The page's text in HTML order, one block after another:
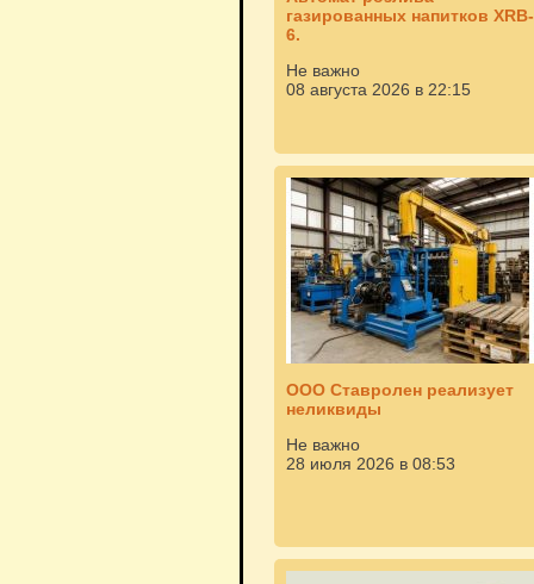
газированных напитков XRB-
6.
Не важно
08 августа 2026 в 22:15
ООО Ставролен реализует
неликвиды
Не важно
28 июля 2026 в 08:53